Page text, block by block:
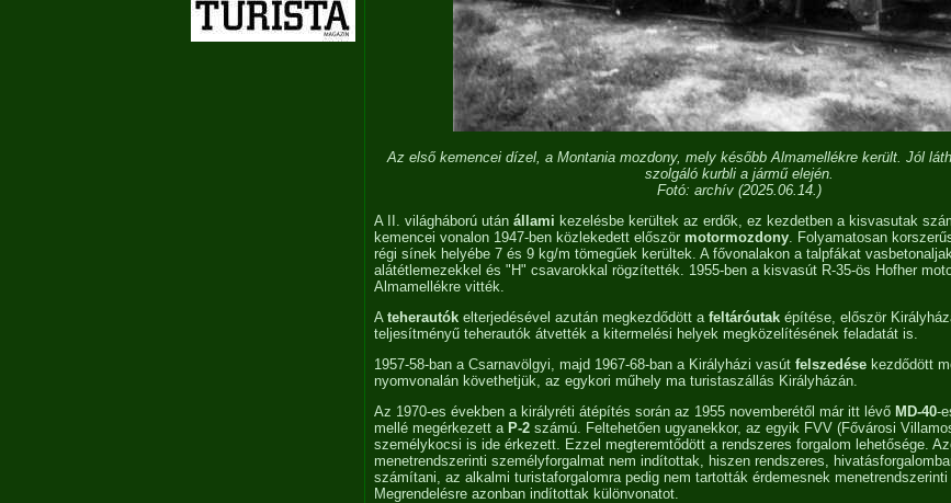
Az első kemencei dízel, a Montania mozdony, mely később Almamellékre került. Jól
szolgáló kurbli a jármű elején.
Fotó: archív (2025.06.14.)
A II. világháború után állami kezelésbe kerültek az erdők, ez kezdetben a kisvasutak
kemencei vonalon 1947-ben közlekedett először motormozdony. Folyamatosan
régi sínek helyébe 7 és 9 kg/m tömegűek kerültek. A fővonalakon a talpfákat
alátétlemezekkel és "H" csavarokkal rögzítették. 1955-ben a kisvasút R-35-ös Hofher
Almamellékre vitték.
A teherautók elterjedésével azután megkezdődött a feltáróutak építése, először
teljesítményű teherautók átvették a kitermelési helyek megközelítésének feladatát is.
1957-58-ban a Csarnavölgyi, majd 1967-68-ban a Királyházi vasút felszedése kezdődött
nyomvonalán követhetjük, az egykori műhely ma turistaszállás Királyházán.
Az 1970-es években a királyréti átépítés során az 1955 novemberétől már itt lévő MD-40-
mellé megérkezett a P-2 számú. Feltehetően ugyanekkor, az egyik FVV (Fővárosi
személykocsi is ide érkezett. Ezzel megteremtődött a rendszeres forgalom lehetősége.
menetrendszerinti személyforgalmat nem indítottak, hiszen rendszeres,
számítani, az alkalmi turistaforgalomra pedig nem tartották érdemesnek
Megrendelésre azonban indítottak különvonatot.